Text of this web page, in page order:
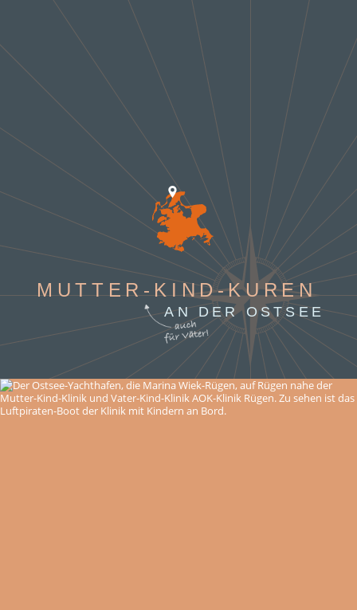
MUTTER-KIND-KUREN
AN DER OSTSEE